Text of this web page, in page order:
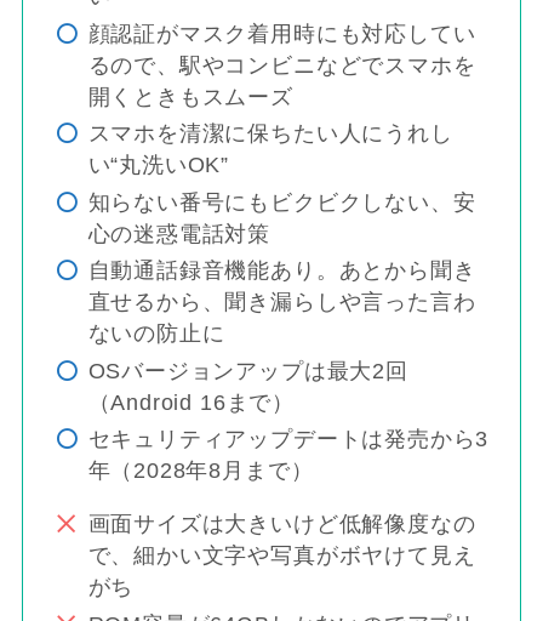
顔認証がマスク着用時にも対応してい
るので、駅やコンビニなどでスマホを
開くときもスムーズ
スマホを清潔に保ちたい人にうれし
い“丸洗いOK”
知らない番号にもビクビクしない、安
心の迷惑電話対策
自動通話録音機能あり。あとから聞き
直せるから、聞き漏らしや言った言わ
ないの防止に
OSバージョンアップは最大2回
（Android 16まで）
セキュリティアップデートは発売から3
年（2028年8月まで）
画面サイズは大きいけど低解像度なの
で、細かい文字や写真がボヤけて見え
がち